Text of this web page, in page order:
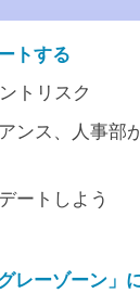
トする
トリスク
ンス、人事
ートしよう
レーゾーン」